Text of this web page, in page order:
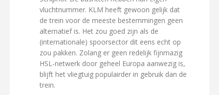
vluchtnummer. KLM heeft gewoon gelijk dat
de trein voor de meeste bestemmingen geen
alternatief is. Het zou goed zijn als de
(internationale) spoorsector dit eens echt op
zou pakken. Zolang er geen redelijk fijnmazig
HSL-netwerk door geheel Europa aanwezig is,
blijft het vliegtuig populairder in gebruik dan de
trein.